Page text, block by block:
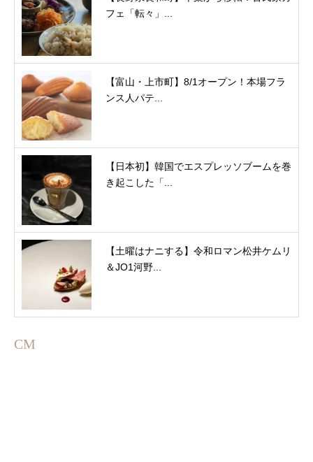
フェ「転々」...
【富山・上市町】8/1オープン！本場フラ
ンス人パテ...
【日本初】韓国でエスプレッソブームを巻
き起こした「...
【土曜はナニする】令和ロマン松井ケムリ
＆JO1河野...
CM